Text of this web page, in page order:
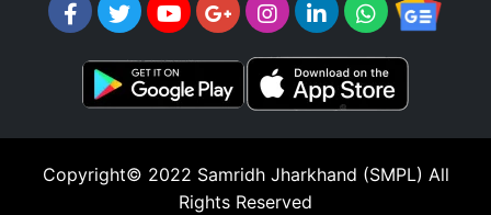
Copyright© 2022 Samridh Jharkhand (SMPL) All
Rights Reserved